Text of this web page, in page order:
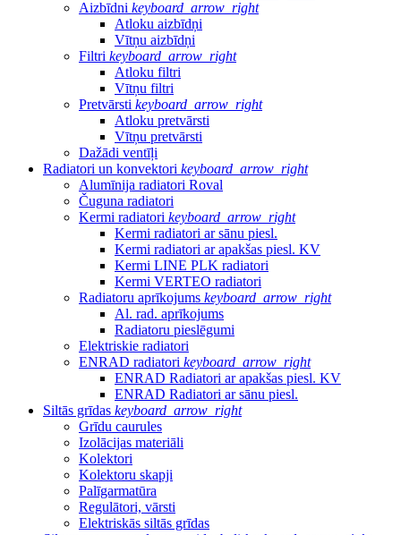
Aizbīdni keyboard_arrow_right
Atloku aizbīdņi
Vītņu aizbīdņi
Filtri keyboard_arrow_right
Atloku filtri
Vītņu filtri
Pretvārsti keyboard_arrow_right
Atloku pretvārsti
Vītņu pretvārsti
Dažādi ventīļi
Radiatori un konvektori keyboard_arrow_right
Alumīnija radiatori Roval
Čuguna radiatori
Kermi radiatori keyboard_arrow_right
Kermi radiatori ar sānu piesl.
Kermi radiatori ar apakšas piesl. KV
Kermi LINE PLK radiatori
Kermi VERTEO radiatori
Radiatoru aprīkojums keyboard_arrow_right
Al. rad. aprīkojums
Radiatoru pieslēgumi
Elektriskie radiatori
ENRAD radiatori keyboard_arrow_right
ENRAD Radiatori ar apakšas piesl. KV
ENRAD Radiatori ar sānu piesl.
Siltās grīdas keyboard_arrow_right
Grīdu caurules
Izolācijas materiāli
Kolektori
Kolektoru skapji
Palīgarmatūra
Regulātori, vārsti
Elektriskās siltās grīdas